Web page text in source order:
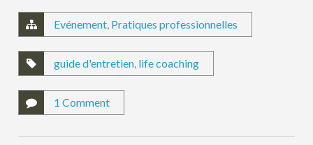
Evénement, Pratiques professionnelles
guide d'entretien, life coaching
1 Comment